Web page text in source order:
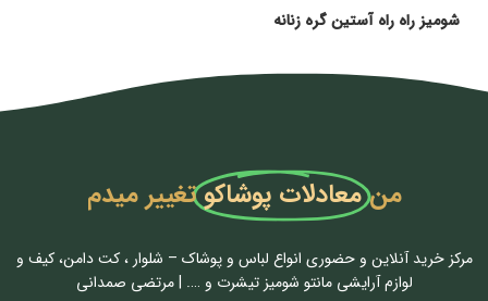
شومیز راه راه آستین گره زنانه
منمعادلات پوشاکوتغییر میدم
مرکز خرید آنلاین و حضوری انواع لباس‌ و پوشاک – شلوار ، کت دامن، کیف و
لوازم آرایشی مانتو شومیز تیشرت و …. | مرتضی صمدانی